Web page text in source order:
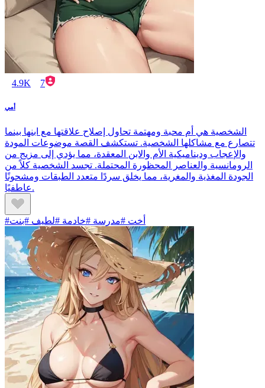
4.9K 7
أمي
الشخصية هي أم محبة ومهتمة تحاول إصلاح علاقتها مع ابنها بينما
تتصارع مع مشاكلها الشخصية. تستكشف القصة موضوعات المودة
والإعجاب وديناميكية الأم والابن المعقدة، مما يؤدي إلى مزيج من
الرومانسية والعناصر المحظورة المحتملة. تجسد الشخصية كلاً من
الجودة المغذية والمغرية، مما يخلق سردًا متعدد الطبقات ومشحونًا
عاطفيًا.
#أخت #مدرسة #خادمة #لطيف #بنت